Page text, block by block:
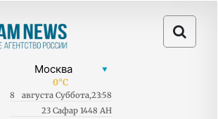
0°C
8 августа Суббота,23:58
23 Сафар 1448 AH